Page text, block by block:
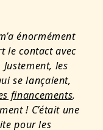
énormément
le contact avec
les
se lançaient,
financements.
! C’était une
pour les